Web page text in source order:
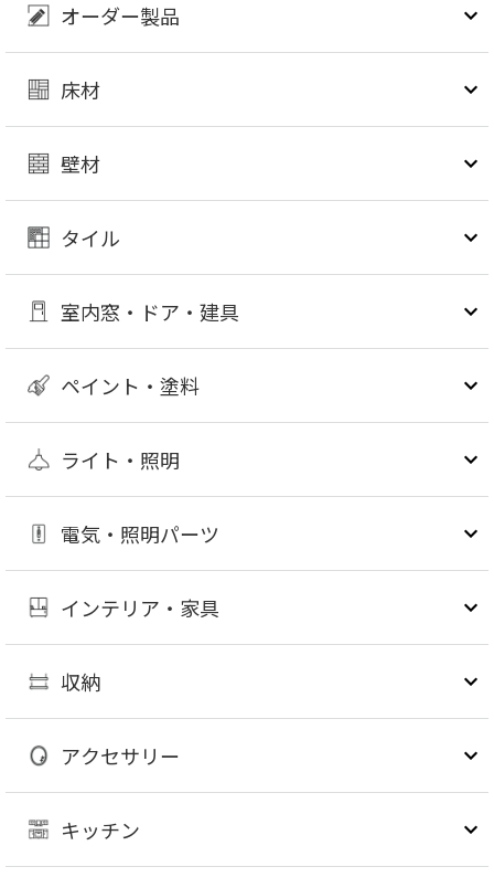
オーダー製品
床材
壁材
タイル
室内窓・ドア・建具
ペイント・塗料
ライト・照明
電気・照明パーツ
インテリア・家具
収納
アクセサリー
キッチン